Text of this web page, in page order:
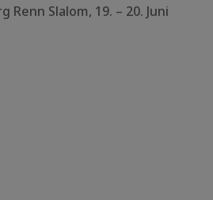
Renn Slalom, 19. – 20. Juni